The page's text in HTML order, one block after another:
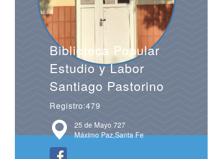
Biblioteca Popular
Estudio y Labor
Santiago Pastorino
Registro:479
25 de Mayo 727
Máximo Paz,Santa Fe